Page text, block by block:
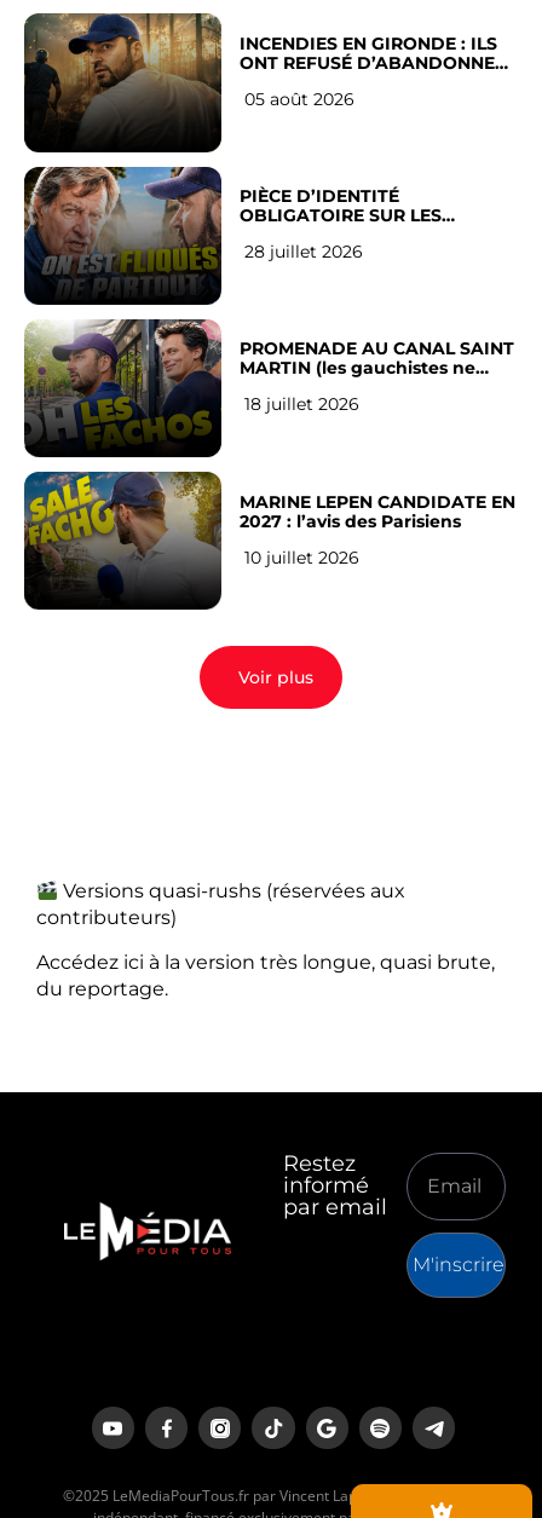
INCENDIES EN GIRONDE : ILS
ONT REFUSÉ D’ABANDONNER
05 août 2026
PIÈCE D’IDENTITÉ
OBLIGATOIRE SUR LES
Français
28 juillet 2026
PROMENADE AU CANAL SAINT
MARTIN (les gauchistes ne
18 juillet 2026
MARINE LEPEN CANDIDATE EN
2027 : l’avis des Parisiens
10 juillet 2026
Voir plus
Versions quasi-rushs (réservées aux
contributeurs)
Accédez ici à la version très longue, quasi brute,
du reportage.
Restez
informé
par email
M'inscrire
©2025 LeMediaPourTous.fr par Vincent Lapierre est un média